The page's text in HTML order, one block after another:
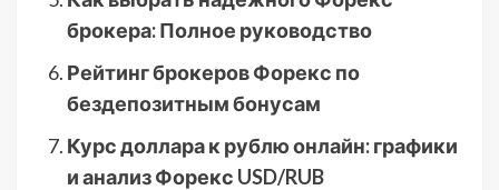
брокера: Полное руководство
Рейтинг брокеров Форекс по
бездепозитным бонусам
Курс доллара к рублю онлайн: графики
и анализ Форекс USD/RUB